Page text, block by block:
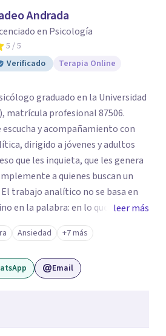
Andrada
en Psicología
5 / 5
Verificado
Terapia Online
graduado en la Universidad
matrícula profesional 87506.
escucha y acompañamiento con
dirigido a jóvenes y adultos
que les inquieta, que les genera
a quienes buscan un
trabajo analítico no se basa en
en la palabra: en lo que cada
historia, de su deseo, de su
con un analista se abre la
otro modo eso que hasta ahora
leer más
Ansiedad +7 más
Email